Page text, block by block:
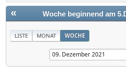
« Woche beginnend am
LISTE MONAT WOCHE